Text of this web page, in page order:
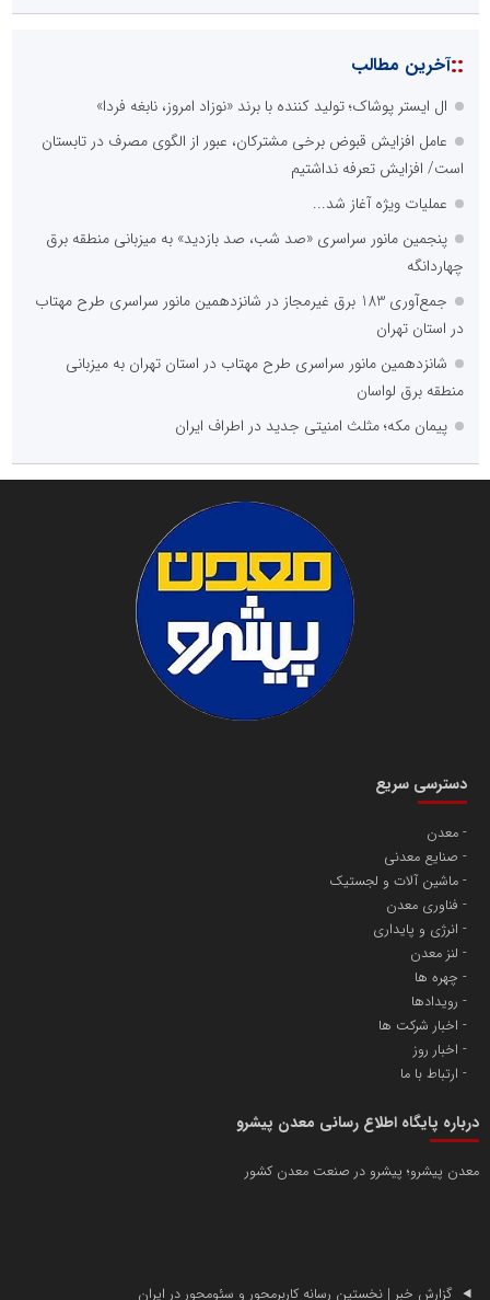
::آخرین مطالب
ال ایستر پوشاک؛ تولید کننده با برند «نوزاد امروز، نابغه فردا»
عامل افزایش قبوض برخی مشترکان، عبور از الگوی مصرف در تابستان
است/ افزایش تعرفه نداشتیم
عملیات ویژه آغاز شد...
پنجمین مانور سراسری «صد شب، صد بازدید» به میزبانی منطقه برق
چهاردانگه
جمع‌آوری 183 برق غیرمجاز در شانزدهمین مانور سراسری طرح مهتاب
در استان تهران
شانزدهمین مانور سراسری طرح مهتاب در استان تهران به میزبانی
منطقه برق لواسان
پیمان مکه؛ مثلث امنیتی جدید در اطراف ایران
دسترسی سریع
معدن
صنایع معدنی
ماشین آلات و لجستیک
فناوری معدن
انرژی و پایداری
لنز معدن
چهره ها
رویدادها
اخبار شرکت ها
اخبار روز
ارتباط با ما
درباره پایگاه اطلاع رسانی معدن پیشرو
معدن پیشرو؛ پیشرو در صنعت معدن کشور
گزارش خبر | نخستین رسانه کاربرمحور و سئومحور در ایران